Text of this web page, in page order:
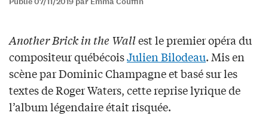
Another Brick in the Wallest le premier opéra du
compositeur québécoisJulien Bilodeau. Mis en
scène par Dominic Champagne et basé sur les
textes de Roger Waters, cette reprise lyrique de
l’album légendaire était risquée.